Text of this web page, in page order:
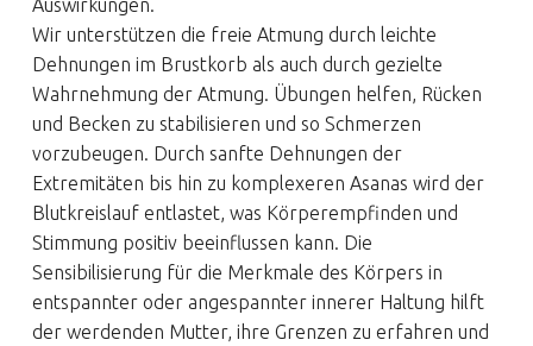
Wir unterstützen die freie Atmung durch leichte
Dehnungen im Brustkorb als auch durch gezielte
Wahrnehmung der Atmung. Übungen helfen, Rücken
und Becken zu stabilisieren und so Schmerzen
vorzubeugen. Durch sanfte Dehnungen der
Extremitäten bis hin zu komplexeren Asanas wird der
Blutkreislauf entlastet, was Körperempfinden und
Stimmung positiv beeinflussen kann. Die
Sensibilisierung für die Merkmale des Körpers in
entspannter oder angespannter innerer Haltung hilft
der werdenden Mutter, ihre Grenzen zu erfahren und